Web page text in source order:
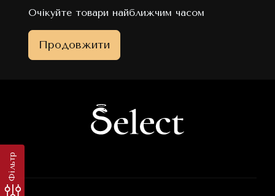
Фільтр
Очікуйте товари найближчим часом
Продовжити